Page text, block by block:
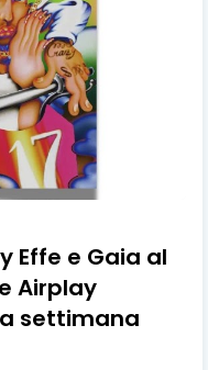
Effe e Gaia al
Airplay
settimana